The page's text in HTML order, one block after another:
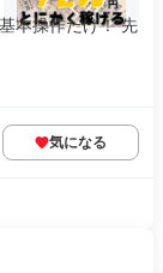
本操作だけ！ 先
気になる